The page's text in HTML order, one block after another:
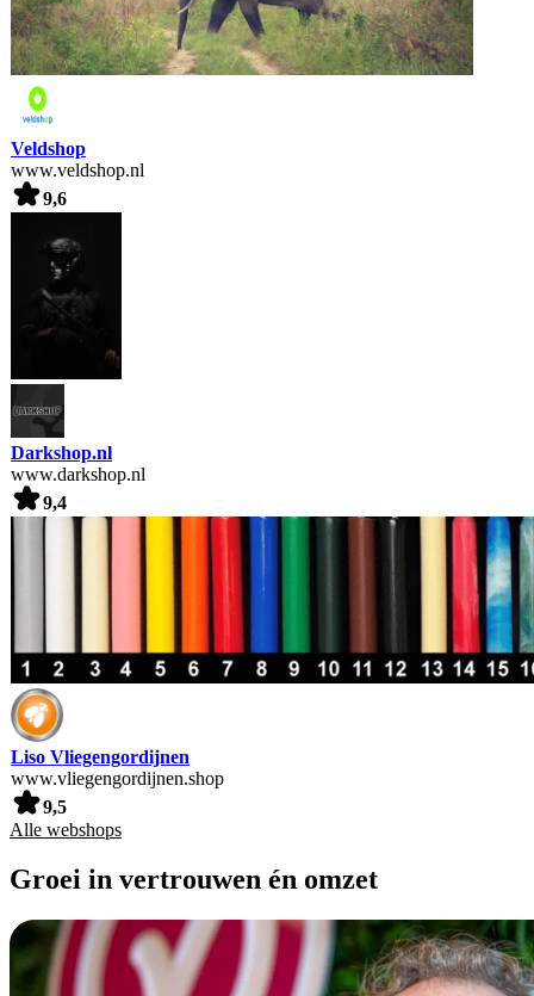
Veldshop
www.veldshop.nl
9,6
Darkshop.nl
www.darkshop.nl
9,4
Liso Vliegengordijnen
www.vliegengordijnen.shop
9,5
Alle webshops
Groei in vertrouwen én omzet